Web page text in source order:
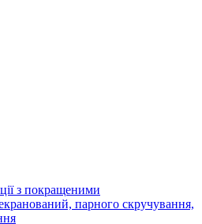
з покращеними
парного скручування,